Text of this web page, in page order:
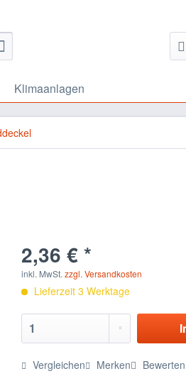
Klimaanlagen
2,36 € *
inkl. MwSt.zzgl. Versandkosten
Lieferzeit 3 Werktage
Vergleichen Merken Bewerten